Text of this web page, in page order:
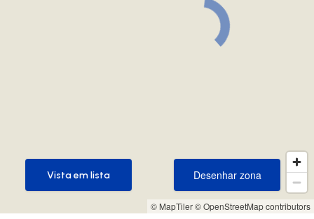
© MapTiler© OpenStreetMap contributors
Desenhar zona
Desenhar zona
Vista em lista
Vista em lista